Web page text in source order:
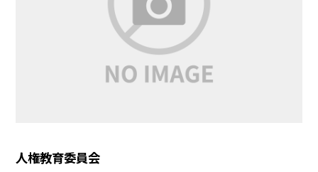
人権教育委員会